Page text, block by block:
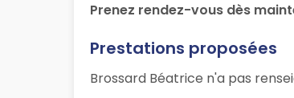
Prenez rendez-vous dès
Prestations proposées
Brossard Béatrice n'a pas